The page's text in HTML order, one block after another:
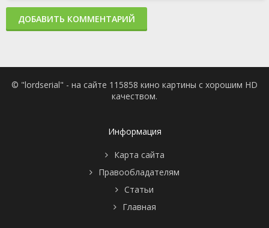
ДОБАВИТЬ КОММЕНТАРИЙ
© "lordserial" - на сайте 115858 кино картины с хорошим HD
качеством.
Информация
Карта сайта
Правообладателям
Статьи
Главная